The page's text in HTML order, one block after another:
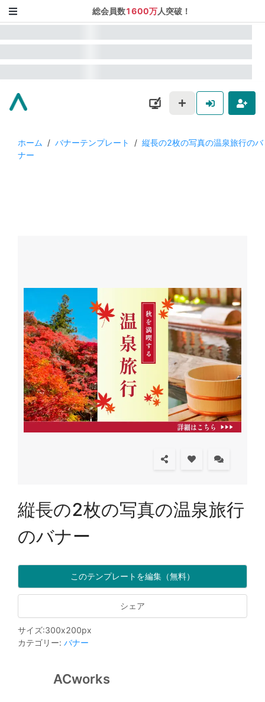
総会員数1600万人突破！
ホーム / バナーテンプレート / 縦長の2枚の写真の温泉旅行のバ
ナー
縦長の2枚の写真の温泉旅行
のバナー
このテンプレートを編集（無料）
シェア
サイズ:300x200px
カテゴリー: バナー
ACworks